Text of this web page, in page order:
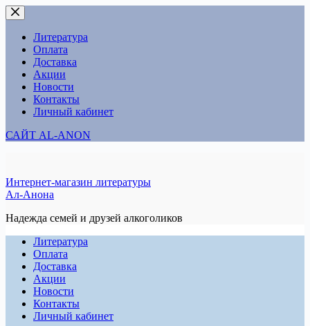
Перейти
к
сути
Литература
Оплата
Доставка
Акции
Новости
Контакты
Личный кабинет
САЙТ AL-ANON
Интернет-магазин литературы
Ал-Анона
Надежда семей и друзей алкоголиков
Литература
Оплата
Доставка
Акции
Новости
Контакты
Личный кабинет